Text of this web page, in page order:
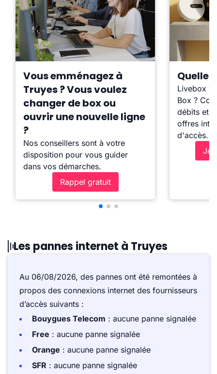
Vous emménagez à
Truyes ? Vous voulez
changer de box ou
ouvrir une nouvelle ligne
?
Nos conseillers sont à votre
disposition pour vous guider
dans vos démarches.
Rappel gratuit
Quelle
Livebox ?
Box ?
débits et
offres
d'accès.
Je
Les pannes internet à Truyes
Au 06/08/2026, des pannes ont été remontées à
propos des connexions internet des fournisseurs
d’accès suivants :
Bouygues Telecom : aucune panne signalée
Free : aucune panne signalée
Orange : aucune panne signalée
SFR : aucune panne signalée